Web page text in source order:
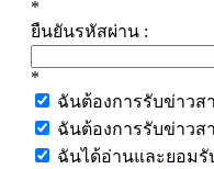
*
ยืนยันรหัสผ่าน :
*
ฉันต้องการรับข่าวส
ฉันต้องการรับข่าวส
ฉันได้อ่านและยอมรั